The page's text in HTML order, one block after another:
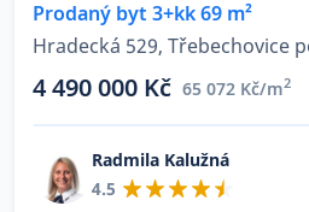
Prodaný byt 3+kk 69 m²
Hradecká 529, Třebechovice
4 490 000 Kč 65 072 Kč/m2
Radmila Kalužná
4.5